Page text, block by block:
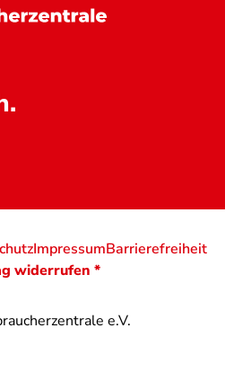
e.V.
ImpressumBarrierefreiheit
widerrufen *